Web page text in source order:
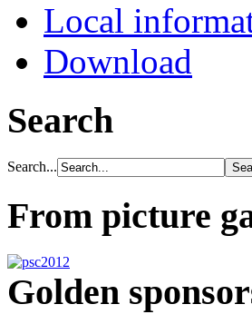
Local
Download
Search
Search...
From picture
Golden